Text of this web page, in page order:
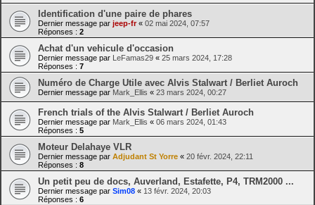
Identification d'une paire de phares
Dernier message par jeep-fr « 02 mai 2024, 07:57
Réponses : 2
Achat d'un vehicule d'occasion
Dernier message par LeFamas29 « 25 mars 2024, 17:28
Réponses : 7
Numéro de Charge Utile avec Alvis Stalwart / Berliet Auroch
Dernier message par Mark_Ellis « 23 mars 2024, 00:27
French trials of the Alvis Stalwart / Berliet Auroch
Dernier message par Mark_Ellis « 06 mars 2024, 01:43
Réponses : 5
Moteur Delahaye VLR
Dernier message par Adjudant St Yorre « 20 févr. 2024, 22:11
Réponses : 8
Un petit peu de docs, Auverland, Estafette, P4, TRM2000 ...
Dernier message par Sim08 « 13 févr. 2024, 20:03
Réponses : 6